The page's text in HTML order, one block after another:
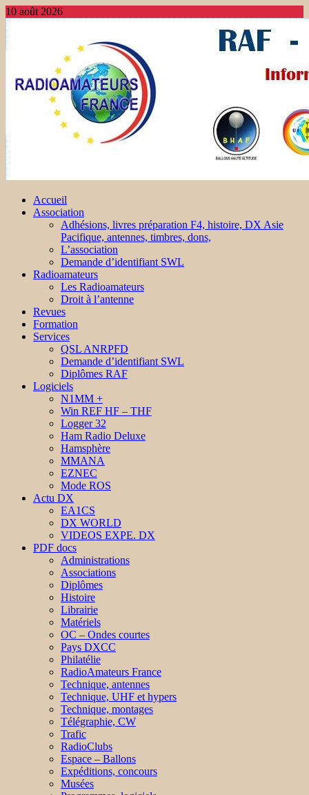
10 août 2026
Accueil
Association
Adhésions, livres préparation F4, histoire, DX Asie
Pacifique, antennes, timbres, dons,
L’association
Demande d’identifiant SWL
Radioamateurs
Les Radioamateurs
Droit à l’antenne
Revues
Formation
Services
QSL ANRPFD
Demande d’identifiant SWL
Diplômes RAF
Logiciels
N1MM +
Win REF HF – THF
Logger 32
Ham Radio Deluxe
Hamsphère
MMANA
EZNEC
Mode ROS
Actu DX
EA1CS
DX WORLD
VIDEOS EXPE. DX
PDF docs
Administrations
Associations
Diplômes
Histoire
Librairie
Matériels
OC – Ondes courtes
Pays DXCC
Philatélie
RadioAmateurs France
Technique, antennes
Technique, UHF et hypers
Technique, montages
Télégraphie, CW
Trafic
RadioClubs
Espace – Ballons
Expéditions, concours
Musées